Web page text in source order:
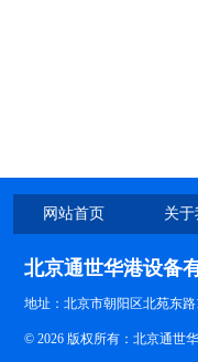
网站首页 关
北京通世华港设备
地址：北京市朝阳区北苑东路
© 2026 版权所有：北京通世